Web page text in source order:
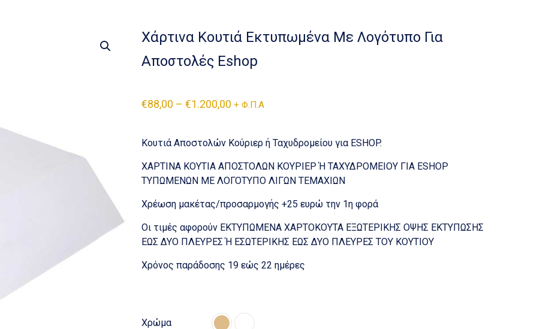
Χάρτινα Κουτιά Εκτυπωμένα Με Λογότυπο Για
Αποστολές Eshop
€88,00 – €1.200,00 + Φ.Π.Α
Κουτιά Αποστολών Κούριερ ή Ταχυδρομείου για ESHOP.
ΧΑΡΤΙΝΑ ΚΟΥΤΙΑ ΑΠΟΣΤΟΛΩΝ ΚΟΥΡΙΕΡ Ή ΤΑΧΥΔΡΟΜΕΙΟΥ ΓΙΑ ESHOP
ΤΥΠΩΜΕΝΩΝ ΜΕ ΛΟΓΟΤΥΠΟ ΛΙΓΩΝ ΤΕΜΑΧΙΩΝ
Χρέωση μακέτας/προσαρμογής +25 ευρώ την 1η φορά
Οι τιμές αφορούν ΕΚΤΥΠΩΜΕΝΑ ΧΑΡΤΟΚΟΥΤΑ ΕΞΩΤΕΡΙΚΗΣ ΟΨΗΣ ΕΚΤΥΠΩΣΗΣ
ΕΩΣ ΔΥΟ ΠΛΕΥΡΕΣ Ή ΕΣΩΤΕΡΙΚΗΣ ΕΩΣ ΔΥΟ ΠΛΕΥΡΕΣ ΤΟΥ ΚΟΥΤΙΟΥ
Χρόνος παράδοσης 19 εώς 22 ημέρες
Χρώμα